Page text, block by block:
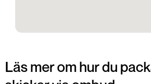
Läs mer om hur du